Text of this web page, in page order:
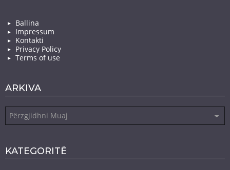
Ballina
Impressum
Kontakti
Privacy Policy
Terms of use
ARKIVA
KATEGORITË